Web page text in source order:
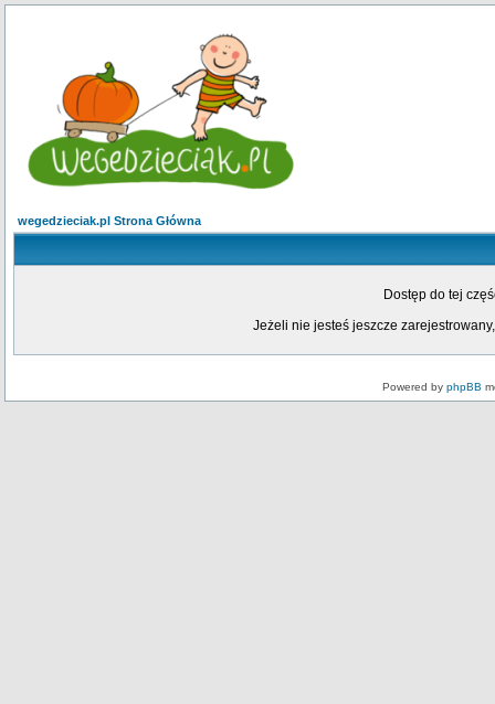
wegedzieciak.pl Strona Główna
Dostęp do tej
Jeżeli nie jesteś jeszcze
Powered by phpBB